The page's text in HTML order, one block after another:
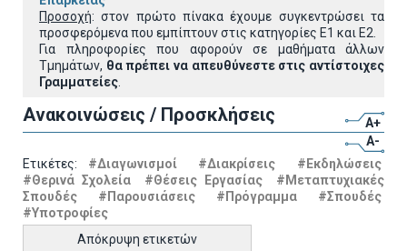
Προσοχή: στον πρώτο πίνακα έχουμε συγκεντρώσει τα
προσφερόμενα που εμπίπτουν στις κατηγορίες Ε1 και Ε2.
Για πληροφορίες που αφορούν σε μαθήματα άλλων
Τμημάτων, θα πρέπει να απευθύνεστε στις αντίστοιχες
Γραμματείες
Ανακοινώσεις / Προσκλήσεις
A+
A-
Ετικέτες: #Διαγωνισμοί #Διακρίσεις
#Εκδηλώσεις
#Θερινά Σχολεία
#Θέσεις Εργασίας
#Μεταπτυχιακές
Σπουδές
#Παρουσιάσεις #Πρόγραμμα
#Σπουδές
#Υποτροφίες
Απόκρυψη ετικετών